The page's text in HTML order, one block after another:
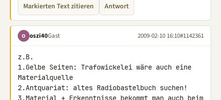
Markierten Text zitieren Antwort
O oszi40Gast 2009-02-10 16:10#1142361
z.B.
1.Gelbe Seiten: Trafowickelei wäre auch eine
Materialquelle
2.Antquariat: altes Radiobastelbuch suchen!
3.Material + Erkenntnisse bekommt man auch beim